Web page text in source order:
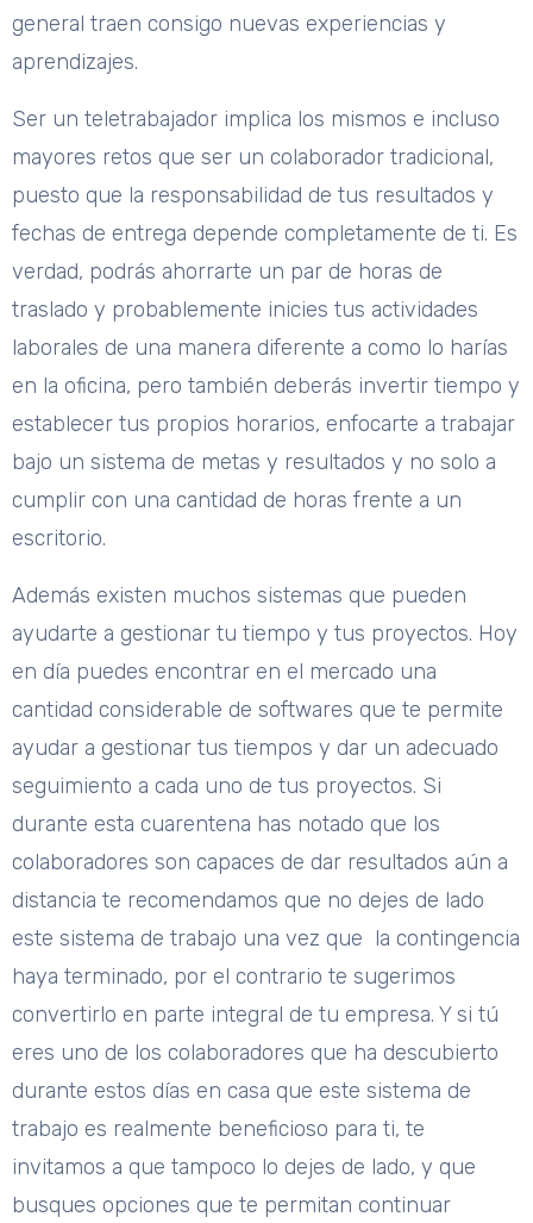
general traen consigo nuevas experiencias y
aprendizajes.
Ser un teletrabajador implica los mismos e incluso
mayores retos que ser un colaborador tradicional,
puesto que la responsabilidad de tus resultados y
fechas de entrega depende completamente de ti. Es
verdad, podrás ahorrarte un par de horas de
traslado y probablemente inicies tus actividades
laborales de una manera diferente a como lo harías
en la oficina, pero también deberás invertir tiempo y
establecer tus propios horarios, enfocarte a trabajar
bajo un sistema de metas y resultados y no solo a
cumplir con una cantidad de horas frente a un
escritorio.
Además existen muchos sistemas que pueden
ayudarte a gestionar tu tiempo y tus proyectos. Hoy
en día puedes encontrar en el mercado una
cantidad considerable de softwares que te permite
ayudar a gestionar tus tiempos y dar un adecuado
seguimiento a cada uno de tus proyectos. Si
durante esta cuarentena has notado que los
colaboradores son capaces de dar resultados aún a
distancia te recomendamos que no dejes de lado
este sistema de trabajo una vez que la contingencia
haya terminado, por el contrario te sugerimos
convertirlo en parte integral de tu empresa. Y si tú
eres uno de los colaboradores que ha descubierto
durante estos días en casa que este sistema de
trabajo es realmente beneficioso para ti, te
invitamos a que tampoco lo dejes de lado, y que
busques opciones que te permitan continuar